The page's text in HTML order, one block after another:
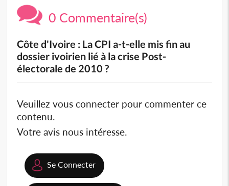
0 Commentaire(s)
Côte d'Ivoire : La CPI a-t-elle mis fin au
dossier ivoirien lié à la crise Post-
électorale de 2010 ?
Veuillez vous connecter pour commenter ce
contenu.
Votre avis nous intéresse.
Se Connecter